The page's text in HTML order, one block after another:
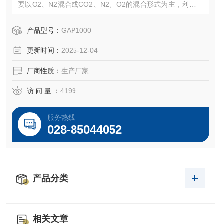
要以O2、N2混合或CO2、N2、O2的混合形式为主，利用不
制大多需氧腐蚀细菌和霉菌的生长繁殖；O2抑制大多厌氧的
及鲜度；N2作充填气。
产品型号： GAP1000
更新时间： 2025-12-04
厂商性质： 生产厂家
访 问 量 ： 4199
服务热线
028-85044052
产品分类
相关文章